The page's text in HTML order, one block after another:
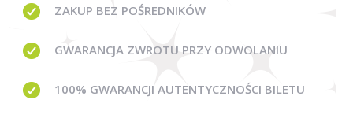
ZAKUP BEZ POŚREDNIKÓW
GWARANCJA ZWROTU PRZY ODWOLANIU
100% GWARANCJI AUTENTYCZNOŚCI BILETU